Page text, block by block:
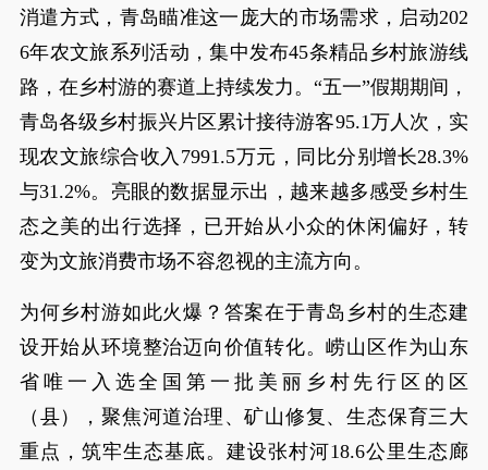
消遣方式，青岛瞄准这一庞大的市场需求，启动202
6年农文旅系列活动，集中发布45条精品乡村旅游线
路，在乡村游的赛道上持续发力。“五一”假期期间，
青岛各级乡村振兴片区累计接待游客95.1万人次，实
现农文旅综合收入7991.5万元，同比分别增长28.3%
与31.2%。亮眼的数据显示出，越来越多感受乡村生
态之美的出行选择，已开始从小众的休闲偏好，转
变为文旅消费市场不容忽视的主流方向。
为何乡村游如此火爆？答案在于青岛乡村的生态建
设开始从环境整治迈向价值转化。崂山区作为山东
省唯一入选全国第一批美丽乡村先行区的区
（县），聚焦河道治理、矿山修复、生态保育三大
重点，筑牢生态基底。建设张村河18.6公里生态廊